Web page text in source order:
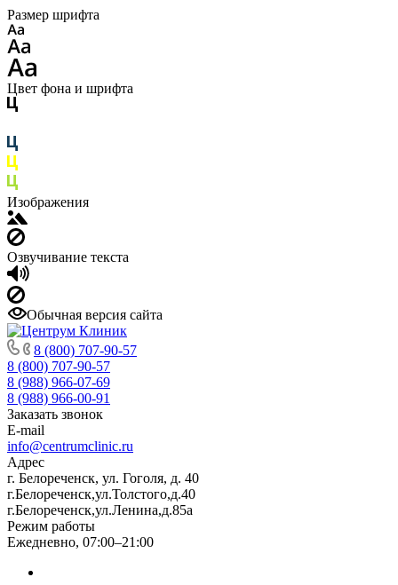
Размер шрифта
Цвет фона и шрифта
Изображения
Озвучивание текста
Обычная версия сайта
8 (800) 707-90-57
8 (800) 707-90-57
8 (988) 966-07-69
8 (988) 966-00-91
Заказать звонок
E-mail
info@centrumclinic.ru
Адрес
г. Белореченск, ул. Гоголя, д. 40
г.Белореченск,ул.Толстого,д.40
г.Белореченск,ул.Ленина,д.85а
Режим работы
Ежедневно, 07:00–21:00